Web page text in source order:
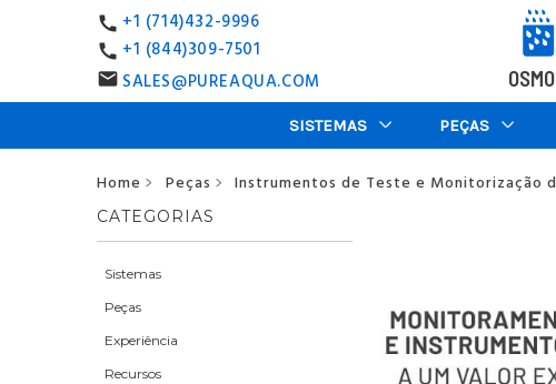
call +1 (714)432-9996
call +1 (844)309-7501
email SALES@PUREAQUA.COM
SISTEMAS PEÇAS
Home > Peças > Instrumentos de Teste e Monitorização
CATEGORIAS
Sistemas
Peças
Experiência
Recursos